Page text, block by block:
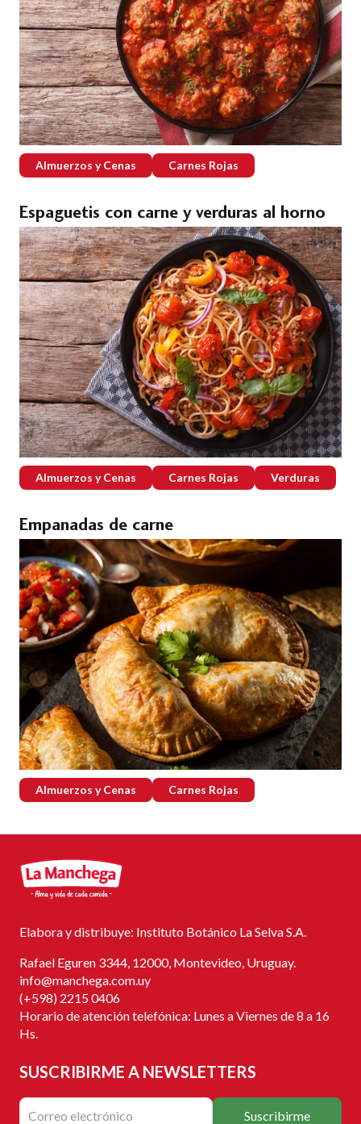
Almuerzos y Cenas Carnes Rojas
Espaguetis con carne y verduras al horno
Almuerzos y Cenas Carnes Rojas Verduras
Empanadas de carne
Almuerzos y Cenas Carnes Rojas
Elabora y distribuye: Instituto Botánico La Selva S.A.
Rafael Eguren 3344, 12000, Montevideo, Uruguay.
info@manchega.com.uy
(+598) 2215 0406
Horario de atención telefónica: Lunes a Viernes de 8 a 16
Hs.
SUSCRIBIRME A NEWSLETTERS
Suscribirme